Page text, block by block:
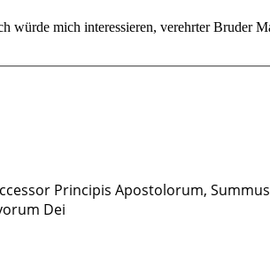
würde mich interessieren, verehrter
Principis Apostolorum,
Dei